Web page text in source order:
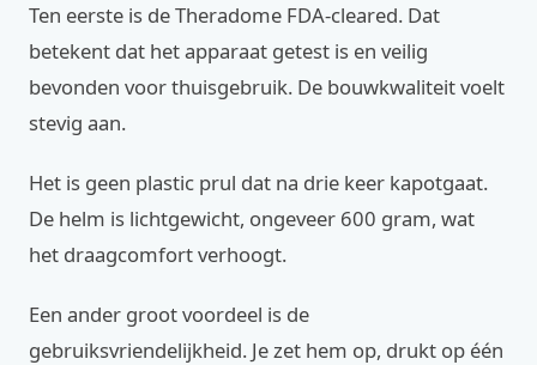
Ten eerste is de Theradome FDA-cleared. Dat
betekent dat het apparaat getest is en veilig
bevonden voor thuisgebruik. De bouwkwaliteit voelt
stevig aan.
Het is geen plastic prul dat na drie keer kapotgaat.
De helm is lichtgewicht, ongeveer 600 gram, wat
het draagcomfort verhoogt.
Een ander groot voordeel is de
gebruiksvriendelijkheid. Je zet hem op, drukt op één